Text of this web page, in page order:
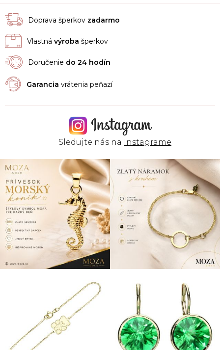
Doprava šperkov zadarmo
Vlastná výroba šperkov
Doručenie do 24 hodín
Garancia vrátenia peňazí
Sledujte nás na Instagrame